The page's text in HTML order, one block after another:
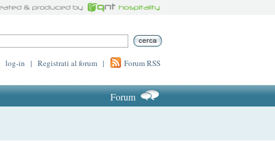
log-in | Registrati al forum | Forum RSS
Forum